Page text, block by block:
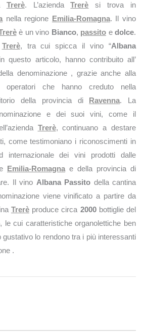
Trerè. L’aziendaTrerè si trova in
nella regione Emilia-Romagna. Il vino
è un vino Bianco, passito e dolce.
Trerè, tra cui spicca il vino “Albana
questo articolo, hanno contribuito all’
denominazione , grazie anche alla
operatori che hanno creduto nella
della provincia di Ravenna. La
e dei suoi vini, come il
Trerè, continuano a destare
come testimoniano i riconoscimenti in
internazionale dei vini prodotti dalle
Emilia-Romagna e della provincia di
Il vino Albana Passito della cantina
viene vinificato a partire da
Trerèproduce circa 2000 bottiglie del
, le cui caratteristiche organolettiche ben
gustativo lo rendono tra i più interessanti
.